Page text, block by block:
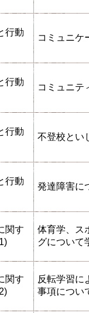
行動
コミュニケ
行動
コミュニテ
行動
不登校とい
行動
発達障害に
関す
体育学、ス
グについて
関す
反転学習に
事項につい